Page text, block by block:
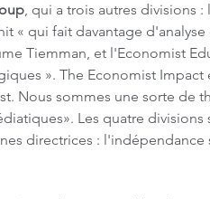
, qui a trois autres divisions :
« qui fait davantage
Tiemman, et l'Economist
». The Economist Impact
Nous sommes une sorte de
Les quatre divisions
directrices :